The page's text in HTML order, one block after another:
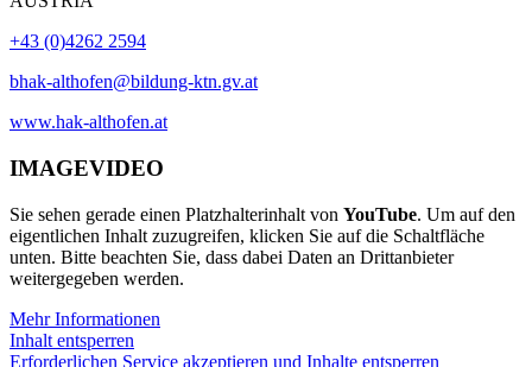
+43 (0)4262 2594
bhak-althofen@bildung-ktn.gv.at
www.hak-althofen.at
IMAGEVIDEO
Sie sehen gerade einen Platzhalterinhalt von YouTube. Um auf den
eigentlichen Inhalt zuzugreifen, klicken Sie auf die Schaltfläche
unten. Bitte beachten Sie, dass dabei Daten an Drittanbieter
weitergegeben werden.
Mehr Informationen
Inhalt entsperren
Erforderlichen Service akzeptieren und Inhalte entsperren